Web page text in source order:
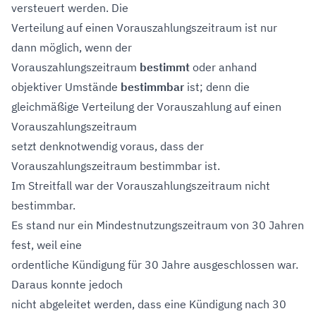
versteuert werden. Die
Verteilung auf einen Vorauszahlungszeitraum ist nur
dann möglich, wenn der
Vorauszahlungszeitraum bestimmt oder anhand
objektiver Umstände bestimmbar ist; denn die
gleichmäßige Verteilung der Vorauszahlung auf einen
Vorauszahlungszeitraum
setzt denknotwendig voraus, dass der
Vorauszahlungszeitraum bestimmbar ist.
Im Streitfall war der Vorauszahlungszeitraum nicht
bestimmbar.
Es stand nur ein Mindestnutzungszeitraum von 30 Jahren
fest, weil eine
ordentliche Kündigung für 30 Jahre ausgeschlossen war.
Daraus konnte jedoch
nicht abgeleitet werden, dass eine Kündigung nach 30